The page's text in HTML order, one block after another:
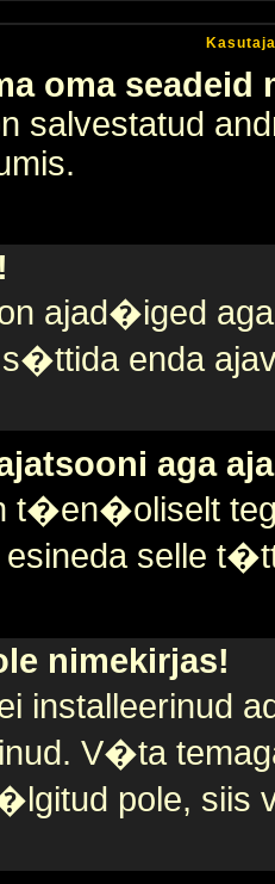
oma seadeid
salvestatud
ajad�iged
s�ttida enda
aga
t�en�oliselt
selle
nimekirjas!
V�ta
pole, siis